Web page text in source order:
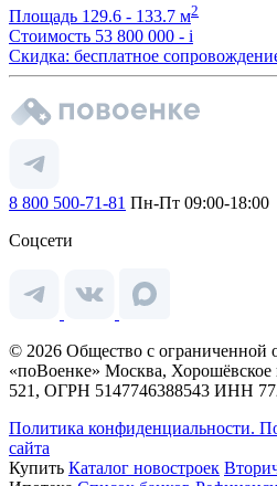
Площадь 129.6 - 133.7 м2
Стоимость 53 800 000 - i
Скидка: бесплатное
8 800 500-71-81 Пн-Пт 09:00-18:00
Соцсети
© 2026 Общество с ограниченной
«поВоенке» Москва, Хорошёвское
521, ОГРН 5147746388543 ИНН
Политика конфиденциальности.
сайта
Купить Каталог новостроек